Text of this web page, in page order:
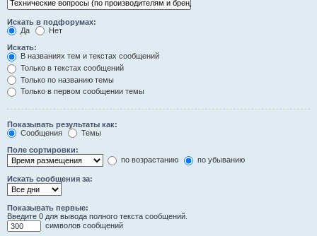
Искать в подфорумах:
Да
Нет
Искать:
В названиях тем и текстах сообщений
Только в текстах сообщений
Только по названию темы
Только в первом сообщении темы
Показывать результаты как:
Сообщения
Темы
Поле сортировки:
по возрастанию
по убыванию
Искать сообщения за:
Показывать первые:
Введите 0 для вывода полного текста сообщений.
символов сообщений